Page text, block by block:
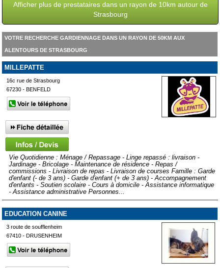
Afficher plus de prestataires dans un rayon de 10km autour de
Strasbourg
VOTRE RECHERCHE GARDIENNAGE DANS UN RAYON DE 50KM AUX
ALENTOURS DE STRASBOURG
MILLEPATTE
16c rue de Strasbourg
67230 - BENFELD
Vie Quotidienne : Ménage / Repassage - Linge repassé : livraison -
Jardinage - Bricolage - Maintenance de résidence - Repas /
commissions - Livraison de repas - Livraison de courses Famille : Garde
d'enfant (- de 3 ans) - Garde d'enfant (+ de 3 ans) - Accompagnement
d'enfants - Soutien scolaire - Cours à domicile - Assistance informatique
- Assistance administrative Personnes...
EDUCATION CANINE
3 route de soufflenheim
67410 - DRUSENHEIM